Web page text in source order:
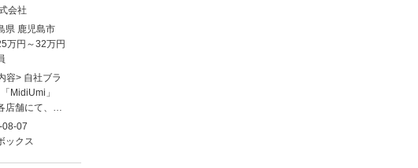
会社
県 鹿児島市
万円～32万円
容> 自社ブラ
MidiUmi」
店舗にて、…
07
ックス